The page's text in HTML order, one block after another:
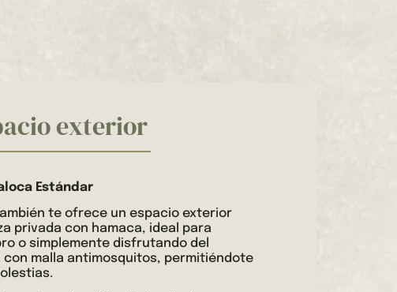
exterior
Estándar
te ofrece un espacio exterior
privada con hamaca, ideal para
o simplemente disfrutando del
con malla antimosquitos, permitiéndote